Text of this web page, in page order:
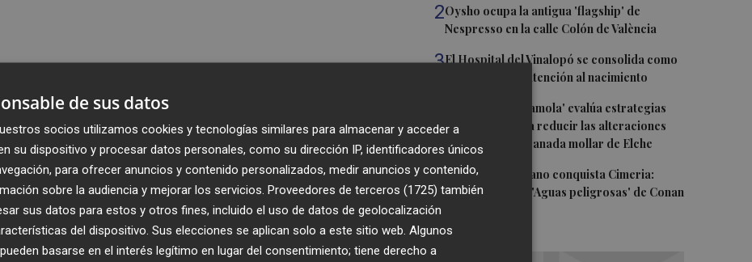
2Oysho ocupa la antigua 'flagship' de
Nespresso en la calle Colón de València
3El Hospital del Vinalopó se consolida como
referente en la atención al nacimiento
El proyecto 'Gramola' evalúa estrategias
sostenibles para reducir las alteraciones
internas de la granada mollar de Elche
5El talento murciano conquista Cimeria:
Dagnino ilustra 'Aguas peligrosas' de Conan
de sus datos
socios utilizamos cookies y tecnologías similares para almacenar y acceder a
su dispositivo y procesar datos personales, como su dirección IP, identificadores únicos
para ofrecer anuncios y contenido personalizados, medir anuncios y contenido,
sobre la audiencia y mejorar los servicios. Proveedores de terceros (1725) también
sus datos para estos y otros fines, incluido el uso de datos de geolocalización
del dispositivo. Sus elecciones se aplican solo a este sitio web. Algunos
basarse en el interés legítimo en lugar del consentimiento; tiene derecho a